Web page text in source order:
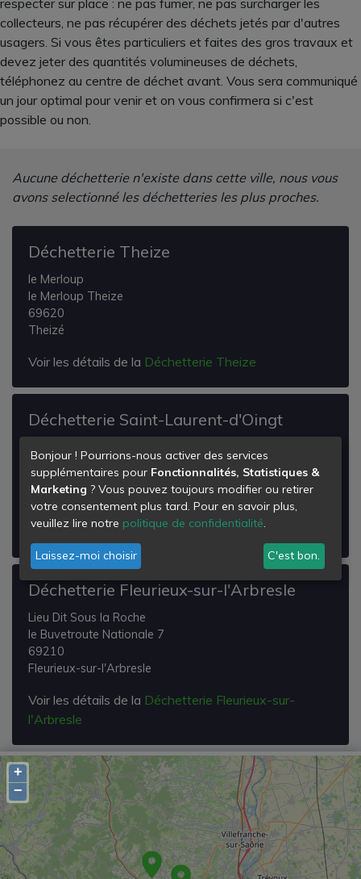
collecteurs, ne pas récupérer des déchets jetés par d'autres
usagers. Si vous êtes particuliers et faites des gros travaux et
devez jeter des quantités volumineuses de déchets,
téléphonez au centre de déchet avant. Vous sera communiqué
un jour optimal pour venir et on vous confirmera si c'est
possible ou non.
Aucune déchetterie n'existe dans cette ville, nous vous
avons selectionné les déchetteries les plus proches.
Déchetterie Theize
le Merloup
le Merloup Theize
69620
Theizé
Voir les détails de la Déchetterie Theize
Déchetterie Saint-Laurent-d'Oingt
69620
Saint-Laurent-d'Oingt
Voir les détails de laDéchetterie Saint-Laurent-
d'Oingt
Déchetterie Fleurieux-sur-l'Arbresle
Lieu Dit Sous la Roche
le Buvetroute Nationale 7
69210
Fleurieux-sur-l'Arbresle
Voir les détails de la Déchetterie Fleurieux-sur-
l'Arbresle
+
−
Bonjour ! Pourrions-nous activer des services
supplémentaires pour Fonctionnalités, Statistiques &
Marketing ? Vous pouvez toujours modifier ou retirer
votre consentement plus tard. Pour en savoir plus,
veuillez lire notre politique de confidentialité.
Laissez-moi choisir C'est bon.